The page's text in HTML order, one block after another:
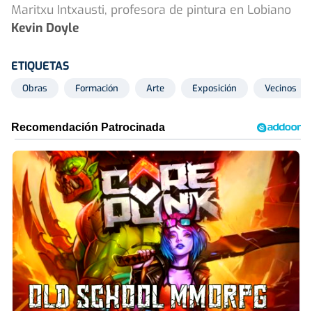
Maritxu Intxausti, profesora de pintura en Lobiano
Kevin Doyle
ETIQUETAS
Obras Formación Arte Exposición Vecinos